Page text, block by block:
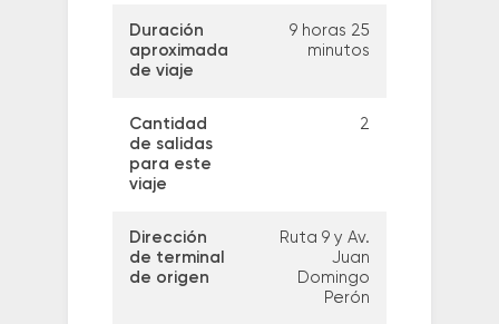
Duración
aproximada
de viaje
9 horas 25
minutos
Cantidad
de salidas
para este
viaje
2
Dirección
de terminal
de origen
Ruta 9 y Av.
Juan
Domingo
Perón